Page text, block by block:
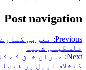
Post navigation
Previous:
فلسطینی شہید
Next:
عمران خان کے
کیخلاف اپیل پر